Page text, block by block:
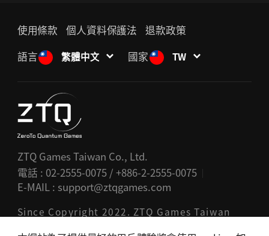
使用條款 個人資料保護法
退款政策
語言
繁體中文 國家 TW
ZTQ Games Taiwan Co., Ltd.
電話 : 02-2555-0075 / +886-2-2555-0075
E-MAIL : support@ztqgames.com
Since Copyright 2022. ZTQ Games Taiwan